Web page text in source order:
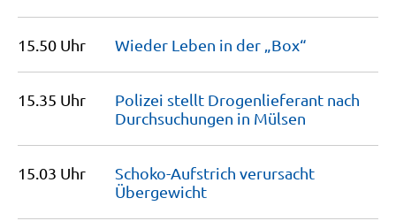
15.50 Uhr Wieder Leben in der „Box“
15.35 Uhr
Polizei stellt Drogenlieferant nach
Durchsuchungen in Mülsen
15.03 Uhr
Schoko-Aufstrich verursacht
Übergewicht